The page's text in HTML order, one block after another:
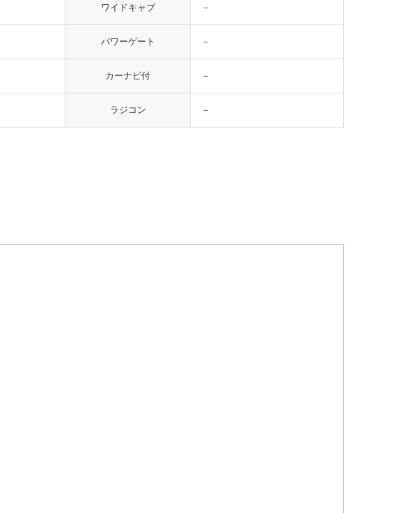
ワイドキャブ －
パワーゲート －
カーナビ付 －
ラジコン －